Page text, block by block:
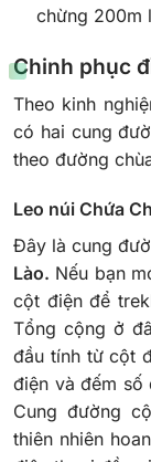
chừng 200m
Chinh phục
Theo kinh
có hai cung
theo đường
Leo núi Chứa
Đây là cung
Lào. Nếu bạn
cột điện để
Tổng cộng ở
đầu tính từ cột
điện và đếm số
Cung đường
thiên nhiên